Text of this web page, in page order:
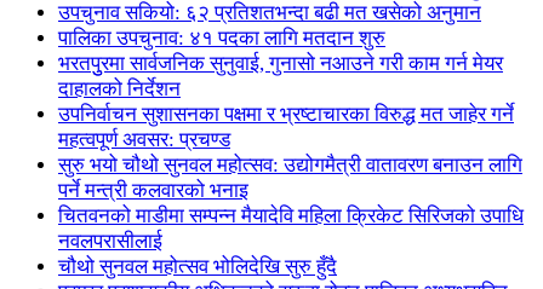
उपचुनाव सकियो: ६२ प्रतिशतभन्दा बढी मत खसेको अनुमान
पालिका उपचुनाव: ४१ पदका लागि मतदान शुरु
भरतपुुरमा सार्वजनिक सुनुवाई, गुनासो नआउने गरी काम गर्न मेयर
दाहालको निर्देशन
उपनिर्वाचन सुशासनका पक्षमा र भ्रष्टाचारका विरुद्ध मत जाहेर गर्ने
महत्वपूर्ण अवसर: प्रचण्ड
सुरु भयो चौथो सुनवल महोत्सव: उद्योगमैत्री वातावरण बनाउन लागि
पर्ने मन्त्री कलवारको भनाइ
चितवनको माडीमा सम्पन्न मैयादेवि महिला क्रिकेट सिरिजको उपाधि
नवलपरासीलाई
चौथो सुनवल महोत्सव भोलिदेखि सुरु हुँदै